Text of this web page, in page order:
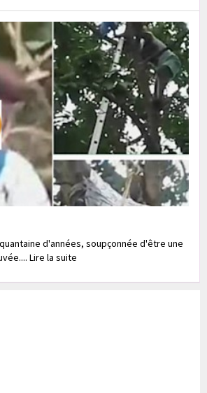
d'années, soupçonnée d'être une
Lire la suite